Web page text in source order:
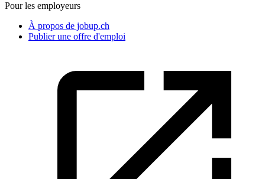
Pour les employeurs
À propos de jobup.ch
Publier une offre d'emploi